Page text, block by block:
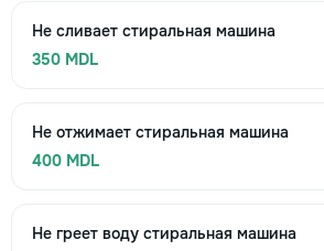
Не сливает стиральная машина
350 MDL
Не отжимает стиральная машина
400 MDL
Не греет воду стиральная машина